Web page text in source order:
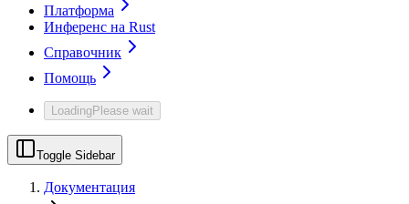
Платформа
Инференс на Rust
Справочник
Помощь
LoadingPlease wait
Toggle Sidebar
Документация